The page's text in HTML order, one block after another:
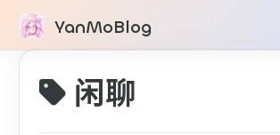
YanMoBlog
闲聊